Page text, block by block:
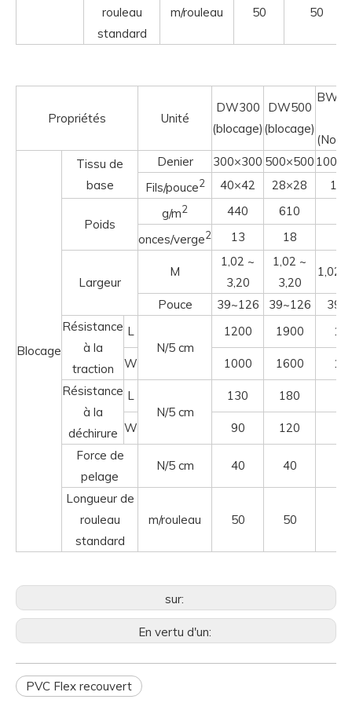
rouleau
standard
m/rouleau 50 50
Propriétés Unité
DW300
(blocage)
DW500
(blocage)
(Noir/
Blocage
Tissu de
base
Denier 300×300 500×500
Fils/pouce2 40×42 28×28
Poids
g/m2 440 610
onces/verge2 13 18
Largeur
M
1,02 ~
3,20
1,02 ~
3,20
1,02
Pouce 39~126 39~126
Résistance
à la
traction
L
N/5 cm
1200 1900
W 1000 1600
Résistance
à la
déchirure
L
N/5 cm
130 180
W 90 120
Force de
pelage
N/5 cm 40 40
Longueur de
rouleau
standard
m/rouleau 50 50
sur:
En vertu d'un:
PVC Flex recouvert